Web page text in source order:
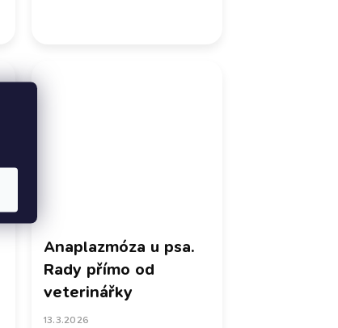
Anaplazmóza u psa.
Rady přímo od
veterinářky
13.3.2026